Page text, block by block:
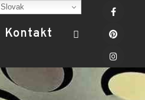
Kontakt
Slovak